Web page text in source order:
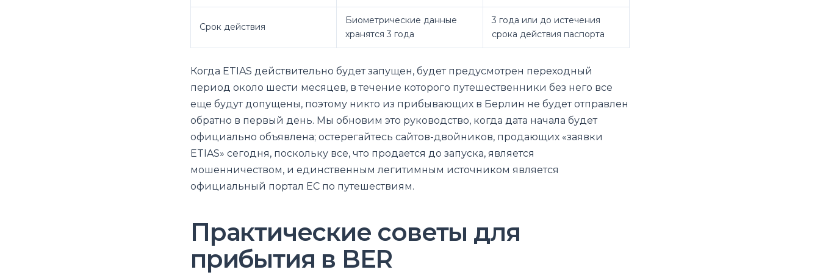
Срок действия
Биометрические данные
хранятся 3 года
3 года или до истечения
срока действия паспорта
Когда ETIAS действительно будет запущен, будет предусмотрен переходный
период около шести месяцев, в течение которого путешественники без него все
еще будут допущены, поэтому никто из прибывающих в Берлин не будет отправлен
обратно в первый день. Мы обновим это руководство, когда дата начала будет
официально объявлена; остерегайтесь сайтов-двойников, продающих «заявки
ETIAS» сегодня, поскольку все, что продается до запуска, является
мошенничеством, и единственным легитимным источником является
официальный портал ЕС по путешествиям.
Практические советы для
прибытия в BER